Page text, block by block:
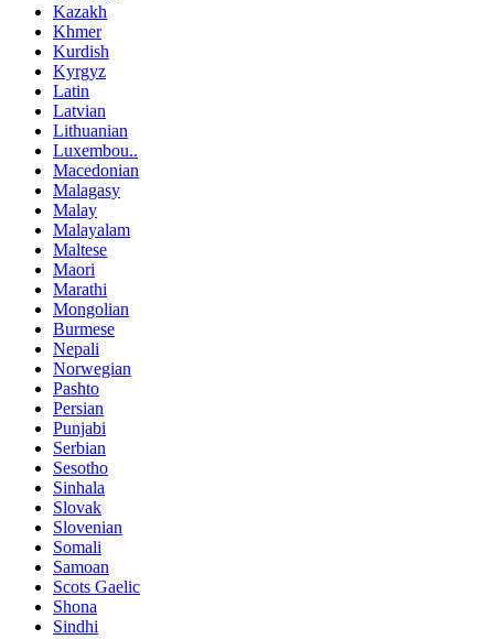
Kazakh
Khmer
Kurdish
Kyrgyz
Latin
Latvian
Lithuanian
Luxembou..
Macedonian
Malagasy
Malay
Malayalam
Maltese
Maori
Marathi
Mongolian
Burmese
Nepali
Norwegian
Pashto
Persian
Punjabi
Serbian
Sesotho
Sinhala
Slovak
Slovenian
Somali
Samoan
Scots Gaelic
Shona
Sindhi